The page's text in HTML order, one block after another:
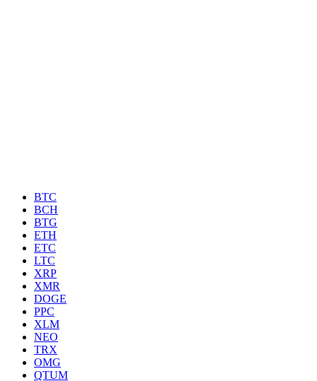
BTC
BCH
BTG
ETH
ETC
LTC
XRP
XMR
DOGE
PPC
XLM
NEO
TRX
OMG
QTUM